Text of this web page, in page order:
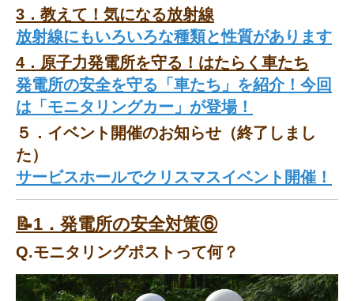
3．教えて！気になる放射線
放射線にもいろいろな種類と性質があります
4．原子力発電所を守る！はたらく車たち
発電所の安全を守る「車たち」を紹介！今回
は「モニタリングカー」が登場！
５．イベント開催のお知らせ（終了しまし
た）
サービスホールでクリスマスイベント開催！
📝1．発電所の安全対策⑥
Q.モニタリングポストって何？